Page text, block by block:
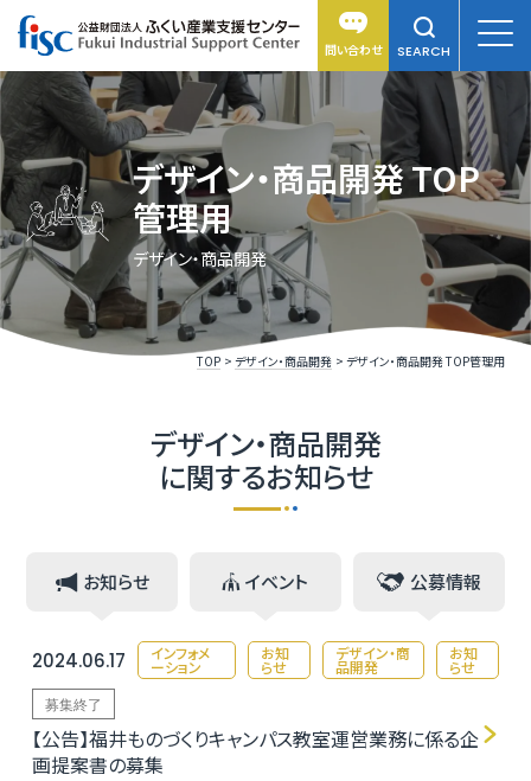
問い合わせ SEARCH
デザイン・商品開発 TOP
管理用
デザイン・商品開発
TOP デザイン・商品開発 デザイン・商品開発 TOP管理用
デザイン・商品開発
に関するお知らせ
お知らせ イベント 公募情報
2024.06.17 インフォメ
ーション
お知
らせ
デザイン・商
品開発
お知
らせ
募集終了
【公告】福井ものづくりキャンパス教室運営業務に係る企
画提案書の募集